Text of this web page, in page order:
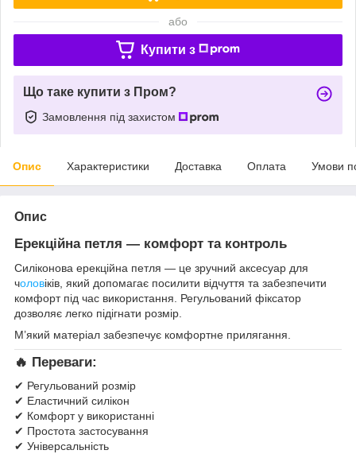
або
Купити з
Що таке купити з Пром?
Замовлення під захистом
Опис Характеристики Доставка Оплата Умови
Опис
Ерекційна петля — комфорт та контроль
Силіконова ерекційна петля — це зручний аксесуар для
чоловіків, який допомагає посилити відчуття та забезпечити
комфорт під час використання. Регульований фіксатор
дозволяє легко підігнати розмір.
М’який матеріал забезпечує комфортне прилягання.
🔥 Переваги:
✔ Регульований розмір
✔ Еластичний силікон
✔ Комфорт у використанні
✔ Простота застосування
✔ Універсальність